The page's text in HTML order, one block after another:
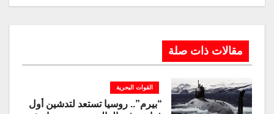
مقالات ذات صلة
القوات البحرية
“بيرم”.. روسيا تستعد لتدشين أول